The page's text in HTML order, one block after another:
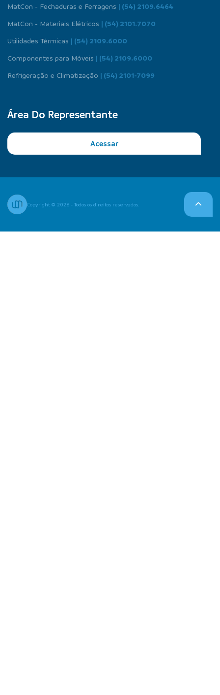
MatCon - Fechaduras e Ferragens | (54) 2109.6464
MatCon - Materiais Elétricos | (54) 2101.7070
Utilidades Térmicas | (54) 2109.6000
Componentes para Móveis | (54) 2109.6000
Refrigeração e Climatização | (54) 2101-7099
Área Do Representante
Acessar
Copyright © 2026 - Todos os direitos reservados.